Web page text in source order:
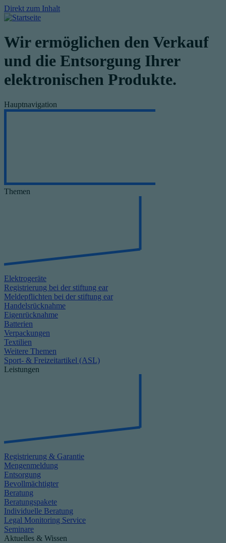
Direkt zum Inhalt
Wir ermöglichen den Verkauf
und die Entsorgung Ihrer
elektronischen Produkte.
Hauptnavigation
Themen
Elektrogeräte
Registrierung bei der stiftung ear
Meldepflichten bei der stiftung ear
Handelsrücknahme
Eigenrücknahme
Batterien
Verpackungen
Textilien
Weitere Themen
Sport- & Freizeitartikel (ASL)
Leistungen
Registrierung & Garantie
Mengenmeldung
Entsorgung
Bevollmächtigter
Beratung
Beratungspakete
Individuelle Beratung
Legal Monitoring Service
Seminare
Aktuelles & Wissen